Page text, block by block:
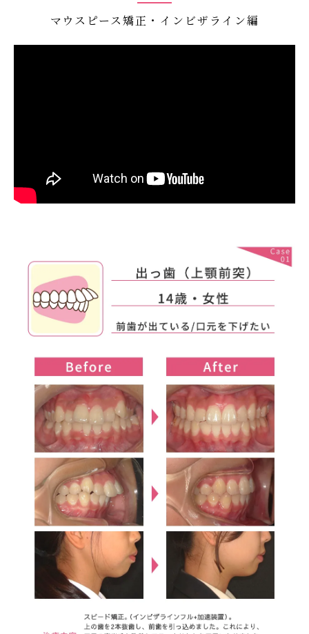
マウスピース矯正・インビザライン編